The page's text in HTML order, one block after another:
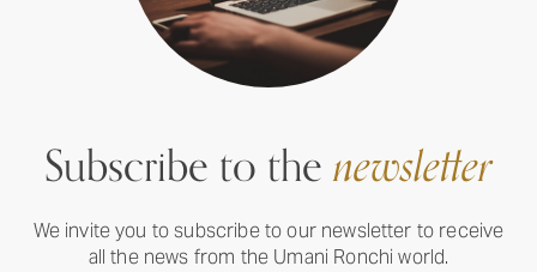
Subscribe to thenewsletter
We invite you to subscribe to our newsletter to receive
all the news from the Umani Ronchi world.